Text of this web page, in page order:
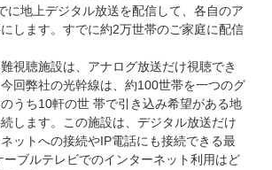
に地上デジタル放送を配信して、各自のア
します。すでに約2万世帯のご家庭に配信
視聴施設は、アナログ放送だけ視聴でき
回弊社の光幹線は、約100世帯を一つのグ
うち10軒の世 帯で引き込み希望がある地
します。この施設は、デジタル放送だけ
ットへの接続やIP電話にも接続できる最
ーブルテレビでのインターネット利用はど